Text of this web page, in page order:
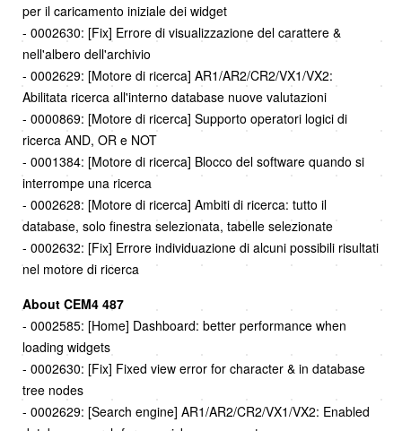
per il caricamento iniziale dei widget
- 0002630: [Fix] Errore di visualizzazione del carattere &
nell'albero dell'archivio
- 0002629: [Motore di ricerca] AR1/AR2/CR2/VX1/VX2:
Abilitata ricerca all'interno database nuove valutazioni
- 0000869: [Motore di ricerca] Supporto operatori logici di
ricerca AND, OR e NOT
- 0001384: [Motore di ricerca] Blocco del software quando si
interrompe una ricerca
- 0002628: [Motore di ricerca] Ambiti di ricerca: tutto il
database, solo finestra selezionata, tabelle selezionate
- 0002632: [Fix] Errore individuazione di alcuni possibili risultati
nel motore di ricerca
About CEM4 487
- 0002585: [Home] Dashboard: better performance when
loading widgets
- 0002630: [Fix] Fixed view error for character & in database
tree nodes
- 0002629: [Search engine] AR1/AR2/CR2/VX1/VX2: Enabled